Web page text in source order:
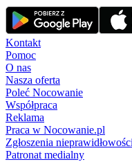
Kontakt
Pomoc
O nas
Nasza oferta
Poleć Nocowanie
Współpraca
Reklama
Praca w Nocowanie.pl
Zgłoszenia
Patronat medialny